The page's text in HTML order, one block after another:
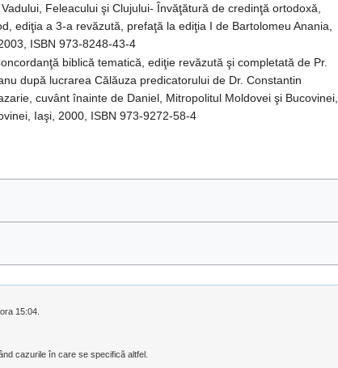
Feleacului şi Clujului- Învăţătură de credinţă ortodoxă,
ediţia a 3-a revăzută, prefaţă la ediţia I de Bartolomeu Anania,
ISBN 973-8248-43-4
biblică tematică, ediţie revăzută şi completată de Pr.
după lucrarea Călăuza predicatorului de Dr. Constantin
cuvânt înainte de Daniel, Mitropolitul Moldovei şi Bucovinei,
Iaşi, 2000, ISBN 973-9272-58-4
15:04.
cazurile în care se specifică altfel.